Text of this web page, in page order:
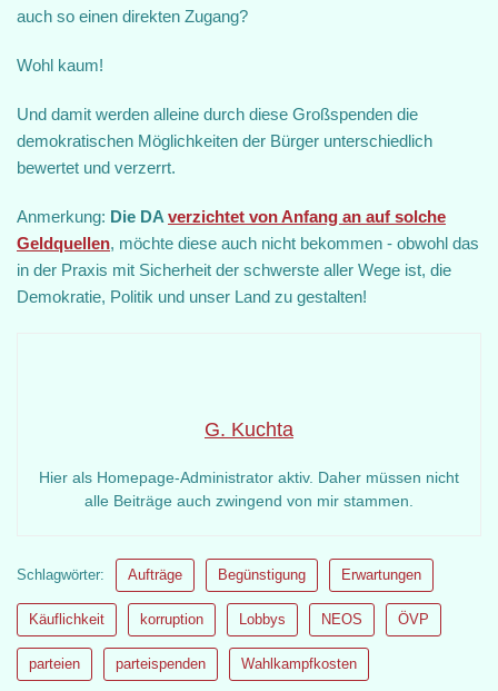
auch so einen direkten Zugang?
Wohl kaum!
Und damit werden alleine durch diese Großspenden die
demokratischen Möglichkeiten der Bürger unterschiedlich
bewertet und verzerrt.
Anmerkung: Die DA verzichtet von Anfang an auf solche
Geldquellen, möchte diese auch nicht bekommen - obwohl das
in der Praxis mit Sicherheit der schwerste aller Wege ist, die
Demokratie, Politik und unser Land zu gestalten!
G. Kuchta
Hier als Homepage-Administrator aktiv. Daher müssen nicht
alle Beiträge auch zwingend von mir stammen.
Schlagwörter: Aufträge Begünstigung Erwartungen
Käuflichkeit korruption Lobbys NEOS ÖVP
parteien parteispenden Wahlkampfkosten